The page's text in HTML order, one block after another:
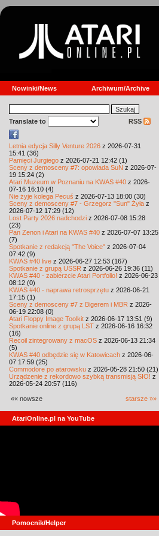
Nowinki/News Archiwum/Archive
Translate to RSS
Letnia edycja Silly Venture 2026 z 2026-07-31
15:41 (36)
Pamięci Jurgiego z 2026-07-21 12:42 (1)
Sceny z demosceny #7: opowiada SuN z 2026-07-
19 15:24 (2)
Atari Muzeum w Poznaniu na KWAS #40 z 2026-
07-16 16:10 (4)
Nie żyje kolega Pecuś z 2026-07-13 18:00 (30)
Sceny z demosceny #7 - Grzegorz "Sun" Żyła z
2026-07-12 17:29 (12)
Lost Party 2026 nadchodzi z 2026-07-08 15:28
(23)
Pan Zenon i Atari na KWAS #40 z 2026-07-07 13:25
(7)
Spotkanie z redakcją "The Voice" z 2026-07-04
07:42 (9)
KWAS #40 live z 2026-06-27 12:53 (167)
Spotkanie z grupą USSR z 2026-06-26 19:36 (11)
KWAS #40 - zabierzcie Atari Portfolio! z 2026-06-23
08:12 (0)
KWAS #40 - naprawa retrosprzętu z 2026-06-21
17:15 (1)
Sceny z demosceny #7 z Bigerem i MBR z 2026-
06-19 22:08 (0)
Atari Floppy Image Toolkit z 2026-06-17 13:51 (9)
Spotkanie online z grupą LST z 2026-06-16 16:32
(16)
Recoil zintegrowany z macOS z 2026-06-13 21:34
(5)
KWAS #40 odbędzie się w Katowicach z 2026-06-
07 17:59 (25)
Commodore po atarowsku z 2026-05-28 21:50 (21)
Urządzenie z rekordowo szybką transmisją SIO! z
2026-05-24 20:57 (116)
«« nowsze starsze »»
AtariOnline.pl na YouTube
Pomocnik/Helper